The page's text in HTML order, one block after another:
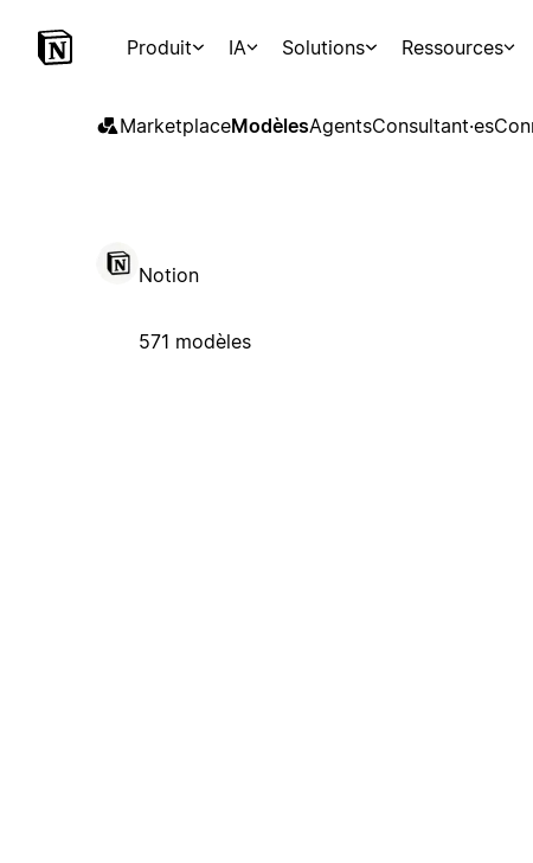
Produit IA Solutions Ressources
MarketplaceModèlesAgentsConsultant·es
Notion
571 modèles